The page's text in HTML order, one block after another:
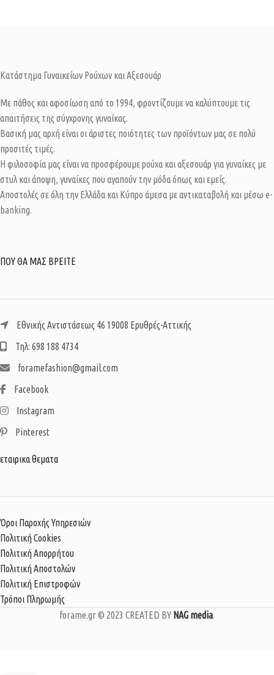
Κατάστημα Γυναικείων Ρούχων και Αξεσουάρ
Με πάθος και αφοσίωση από το 1994, φροντίζουμε να καλύπτουμε τις
απαιτήσεις της σύγχρονης γυναίκας.
Βασική μας αρχή είναι οι άριστες ποιότητες των προϊόντων μας σε πολύ
προσιτές τιμές.
Η φιλοσοφία μας είναι να προσφέρουμε ρούχα και αξεσουάρ για γυναίκες με
στυλ και άποψη, γυναίκες που αγαπούν την μόδα όπως και εμείς.
Αποστολές σε όλη την Ελλάδα και Κύπρο άμεσα με αντικαταβολή και μέσω e-
banking.
ΠΟΥ ΘΑ ΜΑΣ ΒΡΕΙΤΕ
Εθνικής Αντιστάσεως 46 19008 Ερυθρές-Αττικής
Τηλ: 698 188 4734
foramefashion@gmail.com
Facebook
Instagram
Pinterest
εταιρικα θεματα
Όροι Παροχής Υπηρεσιών
Πολιτική Cookies
Πολιτική Απορρήτου
Πολιτική Αποστολών
Πολιτική Επιστροφών
Τρόποι Πληρωμής
forame.gr © 2023 CREATED BY NAG media.